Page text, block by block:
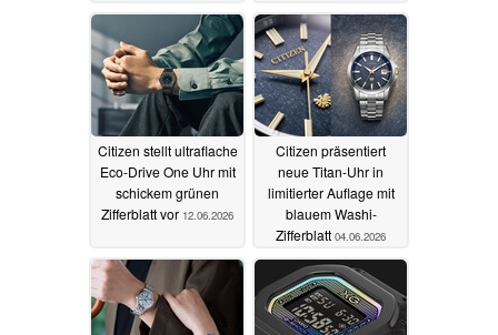
Citizen stellt ultraflache
Eco-Drive One Uhr mit
schickem grünen
Zifferblatt vor 12.06.2026
Citizen präsentiert
neue Titan-Uhr in
limitierter Auflage mit
blauem Washi-
Zifferblatt 04.06.2026